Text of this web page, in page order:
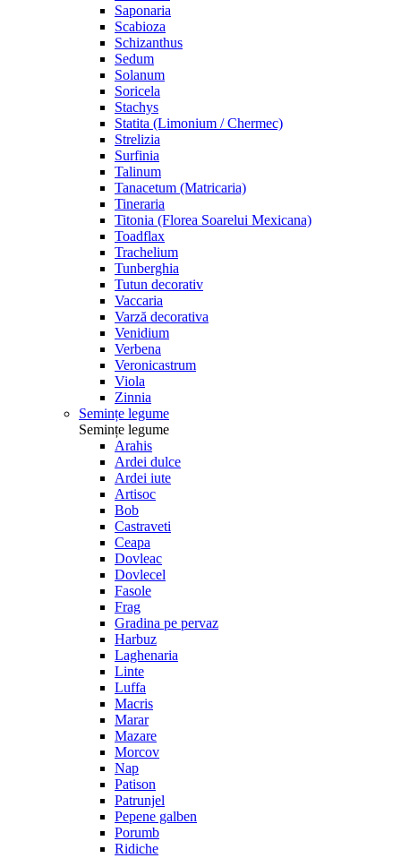
Saponaria
Scabioza
Schizanthus
Sedum
Solanum
Soricela
Stachys
Statita (Limonium / Chermec)
Strelizia
Surfinia
Talinum
Tanacetum (Matricaria)
Tineraria
Titonia (Florea Soarelui Mexicana)
Toadflax
Trachelium
Tunberghia
Tutun decorativ
Vaccaria
Varză decorativa
Venidium
Verbena
Veronicastrum
Viola
Zinnia
Semințe legume
Semințe legume
Arahis
Ardei dulce
Ardei iute
Artisoc
Bob
Castraveti
Ceapa
Dovleac
Dovlecel
Fasole
Frag
Gradina pe pervaz
Harbuz
Laghenaria
Linte
Luffa
Macris
Marar
Mazare
Morcov
Nap
Patison
Patrunjel
Pepene galben
Porumb
Ridiche